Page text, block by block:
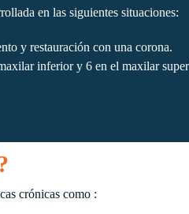
en las siguientes situaciones:
y restauración con una corona.
inferior y 6 en el maxilar
crónicas como :